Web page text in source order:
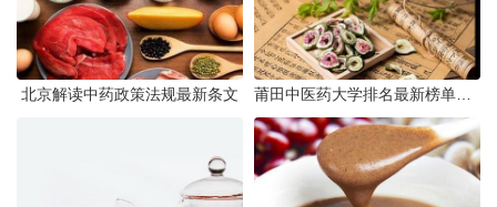
北京解读中药政策法规最新条文